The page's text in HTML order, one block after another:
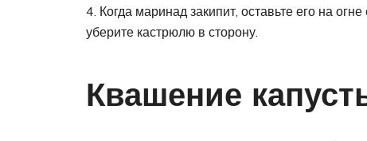
Когда маринад закипит, оставьте его на
уберите кастрюлю в сторону.
Квашение